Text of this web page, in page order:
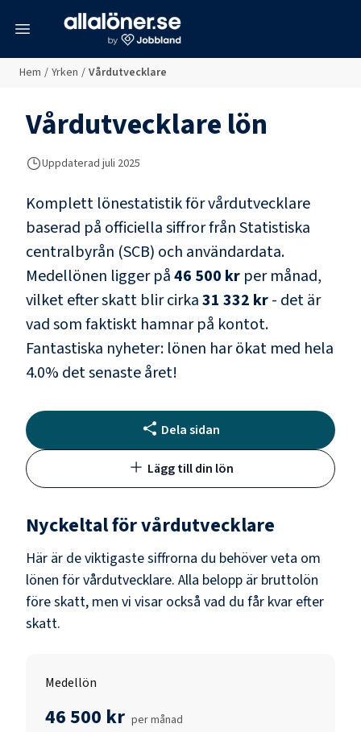
Hem / Yrken / Vårdutvecklare
Vårdutvecklarelön
Uppdaterad juli 2025
Komplett lönestatistik förvårdutvecklare
baserad på officiella siffror från Statistiska
centralbyrån (SCB) och användardata.
Medellönen ligger på46 500 kr per månad,
vilket efter skatt blir cirka31 332 kr- det är
vad som faktiskt hamnar på kontot.
Fantastiska nyheter: lönen har ökat med hela
4.0% det senaste året!
Dela sidan
Lägg till din lön
Nyckeltal förvårdutvecklare
Här är de viktigaste siffrorna du behöver veta om
lönen förvårdutvecklare. Alla belopp är bruttolön
före skatt, men vi visar också vad du får kvar efter
skatt.
Medellön
46 500 kr per månad